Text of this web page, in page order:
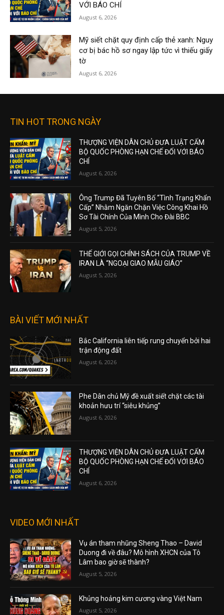
VỚI BÁO CHÍ
August 6, 2026
Mỹ siết chặt quy định cấp thẻ xanh: Nguy
cơ bị bác hồ sơ ngay lập tức vì thiếu giấy
tờ
August 6, 2026
TIN HOT TRONG NGÀY
THƯỢNG VIỆN DÂN CHỦ ĐƯA LUẬT CẤM
BỘ QUỐC PHÒNG HẠN CHẾ ĐỐI VỚI BÁO
CHÍ
August 6, 2026
Ông Trump Đã Tuyên Bố “Tình Trạng Khẩn
Cấp” Nhằm Ngăn Chặn Việc Công Khai Hồ
Sơ Tài Chính Của Mình Cho Đài BBC
August 5, 2026
THẾ GIỚI GỌI CHÍNH SÁCH CỦA TRUMP VỀ
IRAN LÀ “NGOẠI GIAO MẪU GIÁO”
August 5, 2026
BÀI VIẾT MỚI NHẤT
Bắc California liên tiếp rung chuyển bởi hai
trận động đất
August 6, 2026
Phe Dân chủ Mỹ đề xuất siết chặt các tài
khoản hưu trí “siêu khủng”
August 6, 2026
THƯỢNG VIỆN DÂN CHỦ ĐƯA LUẬT CẤM
BỘ QUỐC PHÒNG HẠN CHẾ ĐỐI VỚI BÁO
CHÍ
August 6, 2026
VIDEO MỚI NHẤT
Vụ án tham nhũng Sheng Thao – David
Duong đi về đâu? Mô hình XHCN của Tô
Lâm bao giờ sẽ thành?
August 5, 2026
Khủng hoảng kim cương vàng Việt Nam
August 5, 2026